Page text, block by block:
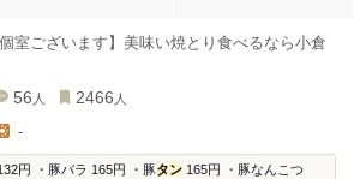
室ございます】美味い焼とり食べるなら小倉
56 人 2466 人
-
円 ・豚バラ 165円 ・豚タン 165円 ・豚なんこつ